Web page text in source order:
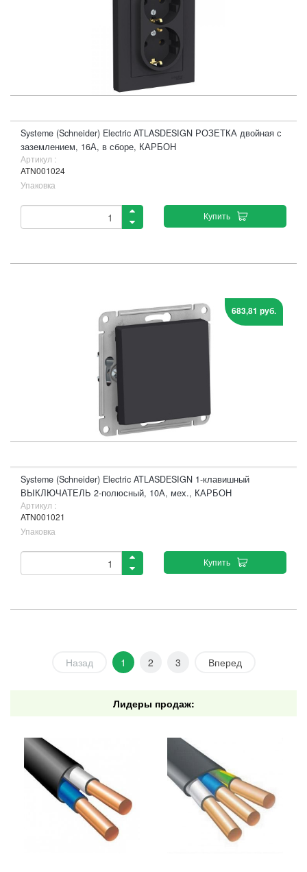
Systeme (Schneider) Electric ATLASDESIGN РОЗЕТКА двойная с
заземлением, 16А, в сборе, КАРБОН
Артикул :
ATN001024
Упаковка
Купить
683,81 руб.
Systeme (Schneider) Electric ATLASDESIGN 1-клавишный
ВЫКЛЮЧАТЕЛЬ 2-полюсный, 10А, мех., КАРБОН
Артикул :
ATN001021
Упаковка
Купить
Назад 1 2 3 Вперед
Лидеры продаж: